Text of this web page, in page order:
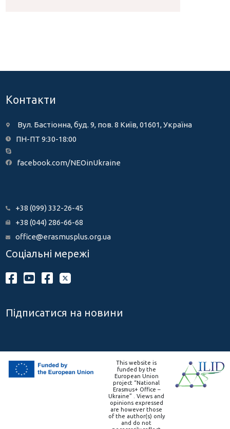
Контакти
Вул. Бастіонна, буд. 9, пов. 8 Київ, 01601, Україна
ПН-ПТ 9:30-18:00
facebook.com/NEOinUkraine
+38 (099) 332-26-45
+38 (044) 286-66-68
office@erasmusplus.org.ua
Соціальні мережі
Підписатися на новини
This website is
funded by the
European Union
project “National
Erasmus+ Office –
Ukraine” . Views and
opinions expressed
are however those
of the author(s) only
and do not